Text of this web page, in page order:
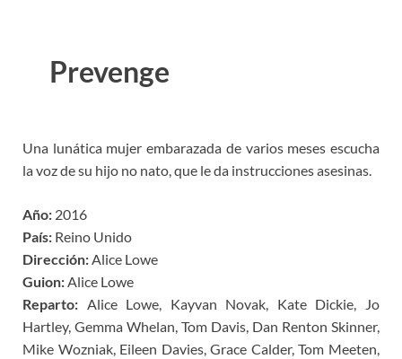
Prevenge
Una lunática mujer embarazada de varios meses escucha
la voz de su hijo no nato, que le da instrucciones asesinas.
Año: 2016
País: Reino Unido
Dirección:Alice Lowe
Guion:Alice Lowe
Reparto: Alice Lowe, Kayvan Novak, Kate Dickie, Jo
Hartley, Gemma Whelan, Tom Davis, Dan Renton Skinner,
Mike Wozniak, Eileen Davies, Grace Calder, Tom Meeten,